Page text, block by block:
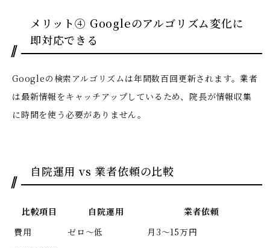
メリット④ Googleのアルゴリズム変化に
即対応できる
Googleの検索アルゴリズムは年間数百回更新されます。業者
は最新情報をキャッチアップしているため、院長が情報収集
に時間を使う必要がありません。
自院運用 vs 業者依頼の比較
比較項目 自院運用
業者依頼
費用
ゼロ〜低
月3〜15万円